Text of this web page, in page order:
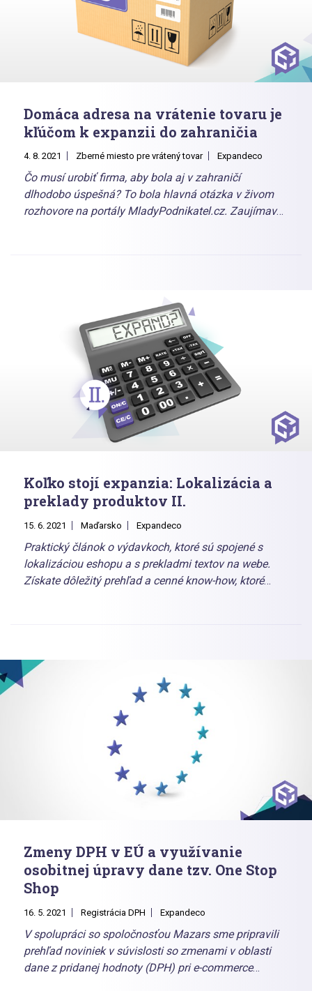
Domáca adresa na vrátenie tovaru je
kľúčom k expanzii do zahraničia
4. 8. 2021 Zberné miesto pre vrátený tovar Expandeco
Čo musí urobiť firma, aby bola aj v zahraničí
dlhodobo úspešná? To bola hlavná otázka v živom
rozhovore na portály MladyPodnikatel.cz. Zaujímavé
Mladypodnikatel.cz.
Koľko stojí expanzia: Lokalizácia a
preklady produktov II.
15. 6. 2021 Maďarsko Expandeco
Praktický článok o výdavkoch, ktoré sú spojené s
lokalizáciou eshopu a s prekladmi textov na webe.
Získate dôležitý prehľad a cenné know-how, ktoré
Zmeny DPH v EÚ a využívanie
osobitnej úpravy dane tzv. One Stop
Shop
16. 5. 2021 Registrácia DPH Expandeco
V spolupráci so spoločnosťou Mazars sme pripravili
prehľad noviniek v súvislosti so zmenami v oblasti
dane z pridanej hodnoty (DPH) pri e-commerce